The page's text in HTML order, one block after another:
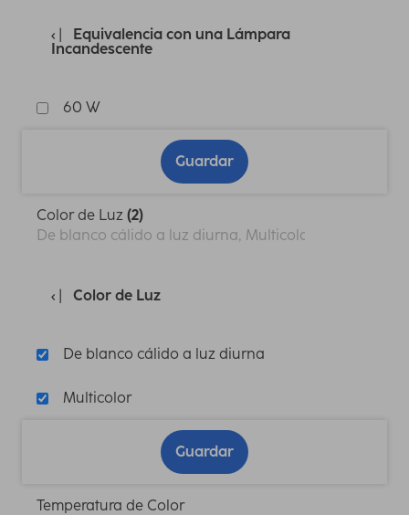
Equivalencia con una Lámpara
Incandescente
60 W
Guardar
Color de Luz (2)
De blanco cálido a luz diurna, Multicolor
Color de Luz
De blanco cálido a luz diurna
Multicolor
Guardar
Temperatura de Color